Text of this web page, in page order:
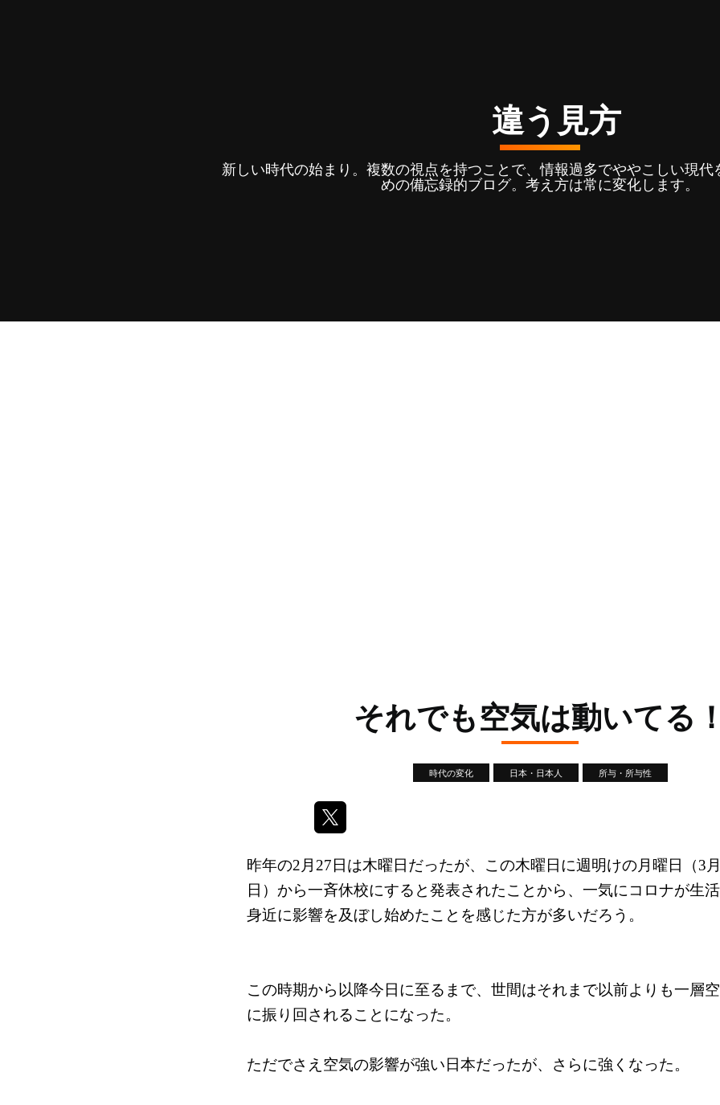
違う見方
新しい時代の始まり。複数の視点を持つことで、情報過多でややこしい現
めの備忘録的ブログ。考え方は常に変化します。
それでも空気は動いてる
時代の変化 日本・日本人 所与・所与性
昨年の2月27日は木曜日だったが、この木曜日に週明けの月曜日（3
日）から一斉休校にすると発表されたことから、一気にコロナが生
身近に影響を及ぼし始めたことを感じた方が多いだろう。
この時期から以降今日に至るまで、世間はそれまで以前よりも一層
に振り回されることになった。
ただでさえ空気の影響が強い日本だったが、さらに強くなった。